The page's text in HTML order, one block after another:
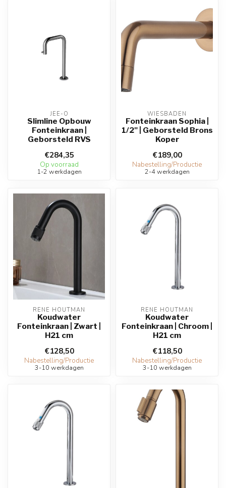
JEE-O
Slimline Opbouw
Fonteinkraan |
Geborsteld RVS
€284,35
Op voorraad
1-2 werkdagen
WIESBADEN
Fonteinkraan Sophia |
1/2" | Geborsteld Brons
Koper
€189,00
Nabestelling/Productie
2-4 werkdagen
RENE HOUTMAN
Koudwater
Fonteinkraan | Zwart |
H21 cm
€128,50
Nabestelling/Productie
3-10 werkdagen
RENE HOUTMAN
Koudwater
Fonteinkraan | Chroom |
H21 cm
€118,50
Nabestelling/Productie
3-10 werkdagen